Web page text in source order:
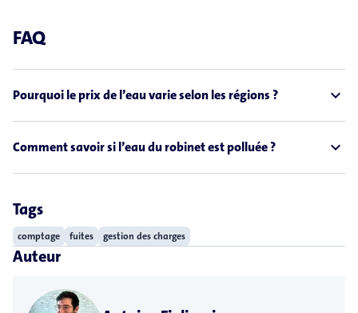
FAQ
Pourquoi le prix de l’eau varie selon les régions ? expand_less
Comment savoir si l’eau du robinet est polluée ? expand_less
Tags
comptage fuites gestion des charges
Auteur